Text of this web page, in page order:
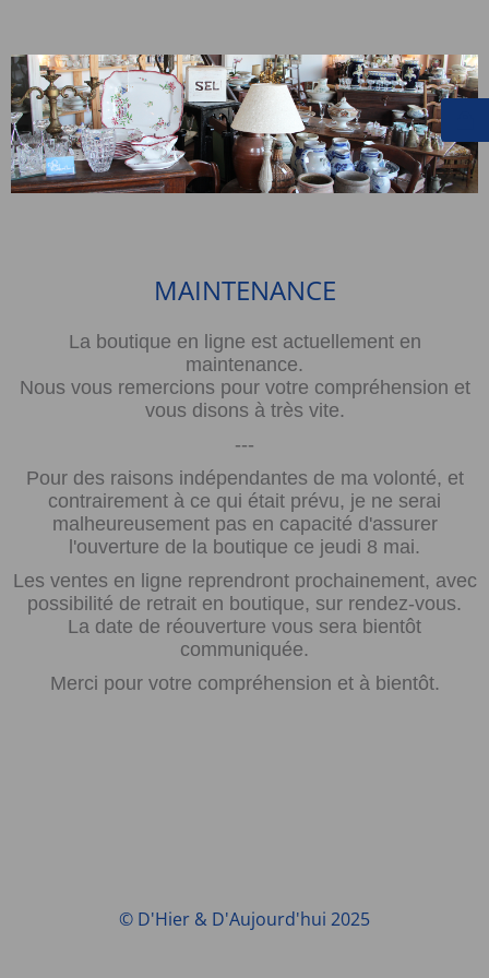
MAINTENANCE
La boutique en ligne est actuellement en
maintenance.
Nous vous remercions pour votre compréhension et
vous disons à très vite.
---
Pour des raisons indépendantes de ma volonté, et
contrairement à ce qui était prévu, je ne serai
malheureusement pas en capacité d'assurer
l'ouverture de la boutique ce jeudi 8 mai.
Les ventes en ligne reprendront prochainement, avec
possibilité de retrait en boutique, sur rendez-vous.
La date de réouverture vous sera bientôt
communiquée.
Merci pour votre compréhension et à bientôt.
© D'Hier & D'Aujourd'hui 2025